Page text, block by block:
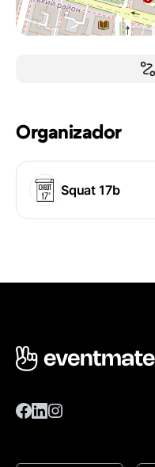
Organizador
Squat 17b